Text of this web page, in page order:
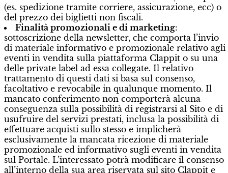
(es. spedizione tramite corriere, assicurazione, ecc) o
del prezzo dei biglietti non fiscali.
Finalità promozionali e di marketing:
sottoscrizione della newsletter, che comporta l’invio
di materiale informativo e promozionale relativo agli
eventi in vendita sulla piattaforma Clappit o su una
delle private label ad essa collegate. Il relativo
trattamento di questi dati si basa sul consenso,
facoltativo e revocabile in qualunque momento. Il
mancato conferimento non comporterà alcuna
conseguenza sulla possibilità di registrarsi al Sito e di
usufruire del servizi prestati, inclusa la possibilità di
effettuare acquisti sullo stesso e implicherà
esclusivamente la mancata ricezione di materiale
promozionale ed informativo sugli eventi in vendita
sul Portale. L’interessato potrà modificare il consenso
all’interno della sua area riservata sul sito Clappit e